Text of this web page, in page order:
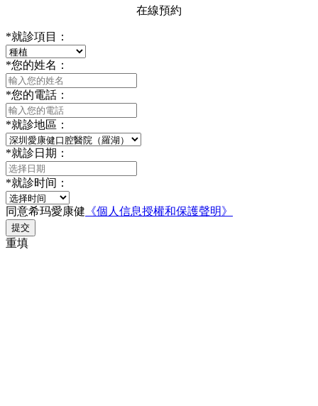
在線預約
*就診項目：
*您的姓名：
*您的電話：
*就診地區：
*就診日期：
*就診时间：
同意希玛愛康健 《個人信息授權和保護聲明》
提交
重填